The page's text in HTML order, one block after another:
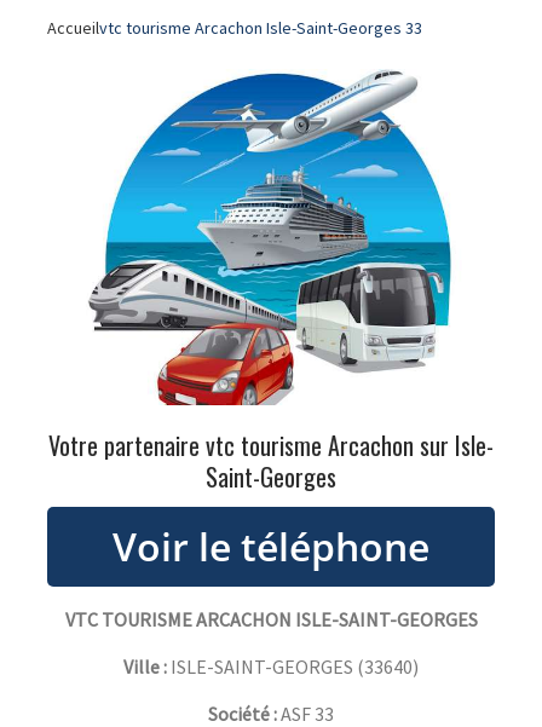
Accueilvtc tourisme Arcachon Isle-Saint-Georges 33
Votre partenaire vtc tourisme Arcachon sur Isle-
Saint-Georges
VTC TOURISME ARCACHON ISLE-SAINT-GEORGES
Ville : ISLE-SAINT-GEORGES (33640)
Société :ASF 33